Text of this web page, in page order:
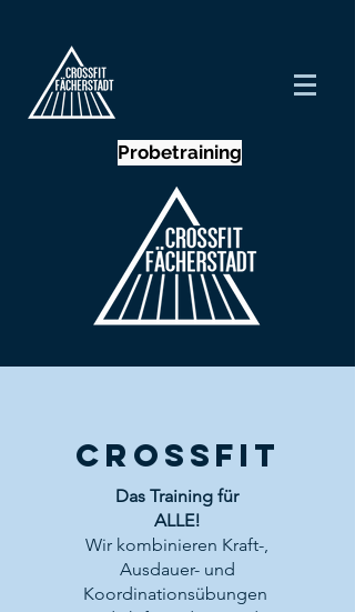
Probetraining
CROSSFIT
Das Training für
ALLE!
Wir kombinieren Kraft-,
Ausdauer- und
Koordinationsübungen